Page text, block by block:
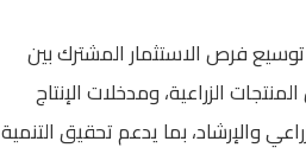
توسيع فرص الاستثمار المشترك بين
الزراعية، ومدخلات الإنتاج
والإرشاد، بما يدعم تحقيق التنمية